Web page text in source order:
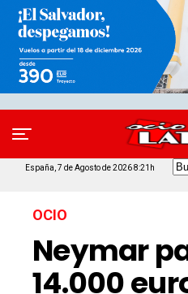
España, 7 de Agosto de 2026 8:21h
OCIO
Neymar
14.000